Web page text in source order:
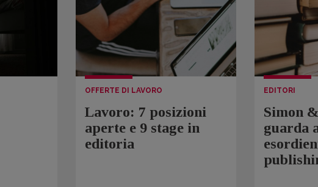
OFFERTE DI LAVORO
Lavoro: 7 posizioni
aperte e 9 stage in
editoria
EDITORI
Simon
guarda